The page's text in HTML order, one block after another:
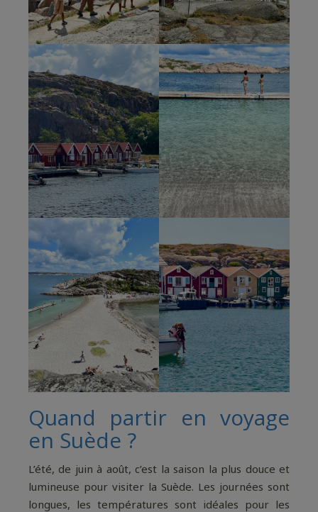
Quand partir en voyage
en Suède ?
L’été, de juin à août, c’est la saison la plus douce et
lumineuse pour visiter la Suède. Les journées sont
longues, les températures sont idéales pour les